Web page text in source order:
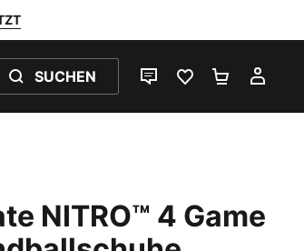
SUCHEN
LIVE-CHATFAVORITEN 0
NITRO™ 4 Game